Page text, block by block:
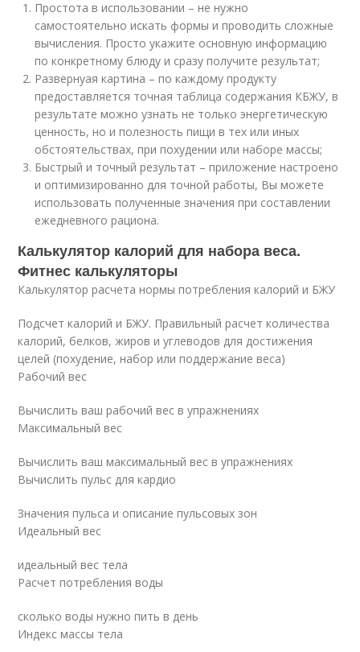
Простота в использовании – не нужно
самостоятельно искать формы и проводить сложные
вычисления. Просто укажите основную информацию
по конкретному блюду и сразу получите результат;
Развернуая картина – по каждому продукту
предоставляется точная таблица содержания КБЖУ, в
результате можно узнать не только энергетическую
ценность, но и полезность пищи в тех или иных
обстоятельствах, при похудении или наборе массы;
Быстрый и точный результат – приложение настроено
и оптимизированно для точной работы, Вы можете
использовать полученные значения при составлении
ежедневного рациона.
Калькулятор калорий для набора веса.
Фитнес калькуляторы
Калькулятор расчета нормы потребления калорий и БЖУ
Подсчет калорий и БЖУ. Правильный расчет количества
калорий, белков, жиров и углеводов для достижения
целей (похудение, набор или поддержание веса)
Рабочий вес
Вычислить ваш рабочий вес в упражнениях
Максимальный вес
Вычислить ваш максимальный вес в упражнениях
Вычислить пульс для кардио
Значения пульса и описание пульсовых зон
Идеальный вес
идеальный вес тела
Расчет потребления воды
сколько воды нужно пить в день
Индекс массы тела